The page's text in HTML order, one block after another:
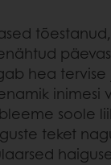
hea
inimesi
soole
teket